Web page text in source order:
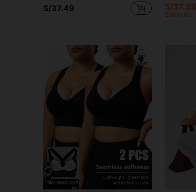
S/37.49 S/37.39
Estimado